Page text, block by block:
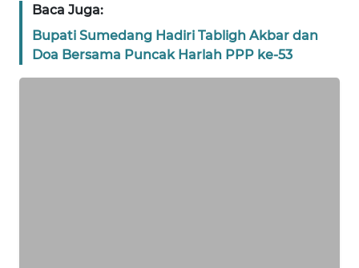
Baca Juga:
Bupati Sumedang Hadiri Tabligh Akbar dan
Doa Bersama Puncak Harlah PPP ke-53
NTT
WN